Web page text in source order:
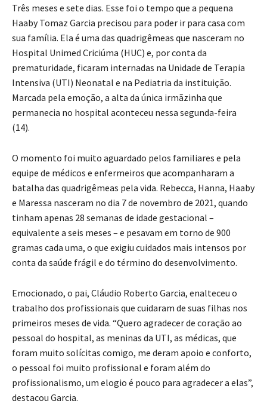
Três meses e sete dias. Esse foi o tempo que a pequena
Haaby Tomaz Garcia precisou para poder ir para casa com
sua família. Ela é uma das quadrigêmeas que nasceram no
Hospital Unimed Criciúma (HUC) e, por conta da
prematuridade, ficaram internadas na Unidade de Terapia
Intensiva (UTI) Neonatal e na Pediatria da instituição.
Marcada pela emoção, a alta da única irmãzinha que
permanecia no hospital aconteceu nessa segunda-feira
(14).
O momento foi muito aguardado pelos familiares e pela
equipe de médicos e enfermeiros que acompanharam a
batalha das quadrigêmeas pela vida. Rebecca, Hanna, Haaby
e Maressa nasceram no dia 7 de novembro de 2021, quando
tinham apenas 28 semanas de idade gestacional –
equivalente a seis meses – e pesavam em torno de 900
gramas cada uma, o que exigiu cuidados mais intensos por
conta da saúde frágil e do término do desenvolvimento.
Emocionado, o pai, Cláudio Roberto Garcia, enalteceu o
trabalho dos profissionais que cuidaram de suas filhas nos
primeiros meses de vida. “Quero agradecer de coração ao
pessoal do hospital, as meninas da UTI, as médicas, que
foram muito solícitas comigo, me deram apoio e conforto,
o pessoal foi muito profissional e foram além do
profissionalismo, um elogio é pouco para agradecer a elas”,
destacou Garcia.